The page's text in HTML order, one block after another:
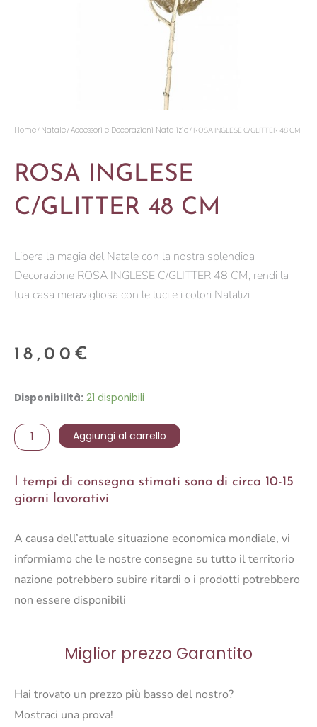
Home/ Natale/Accessori e Decorazioni Natalizie/ ROSA INGLESE C/GLITTER 48 CM
ROSA INGLESE
C/GLITTER 48 CM
Libera la magia del Natale con la nostra splendida
Decorazione ROSA INGLESE C/GLITTER 48 CM, rendi la
tua casa meravigliosa con le luci e i colori Natalizi
18,00 €
Disponibilità: 21 disponibili
ROSA
C/GLITTER
48
quantità
Aggiungi al carrello
I tempi di consegna stimati sono di circa 10-15
giorni lavorativi
A causa dell’attuale situazione economica mondiale, vi
informiamo che le nostre consegne su tutto il territorio
nazione potrebbero subire ritardi o i prodotti potrebbero
non essere disponibili
Miglior prezzo Garantito
Hai trovato un prezzo più basso del nostro?
Mostraci una prova!